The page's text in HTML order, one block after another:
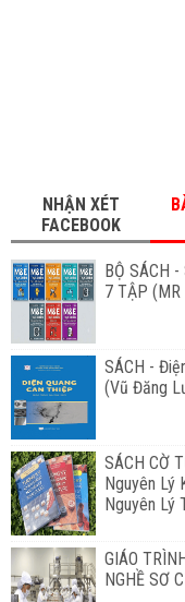
NHẬN XÉT
FACEBOOK
BỘ SÁCH -
7 TẬP (MR
SÁCH -
(Vũ Đăng
SÁCH CỜ
Nguyên Lý
Nguyên Lý
GIÁO
NGHỀ SƠ